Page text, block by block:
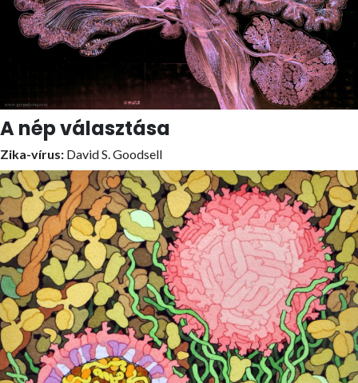
A nép választása
Zika-vírus: David S. Goodsell